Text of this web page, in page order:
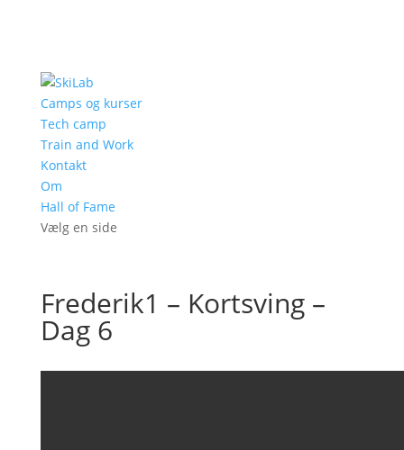
Camps og kurser
Tech camp
Train and Work
Kontakt
Om
Hall of Fame
Vælg en side
Frederik1 – Kortsving –
Dag 6